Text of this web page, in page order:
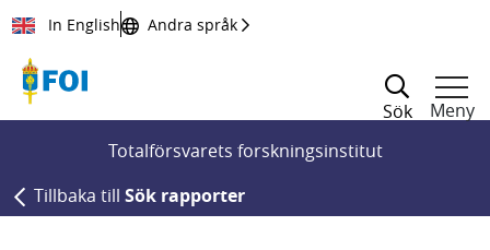
Till innehållet
In English Andra språk
Sök
Meny
Totalförsvarets forskningsinstitut
Tillbaka till Sök rapporter